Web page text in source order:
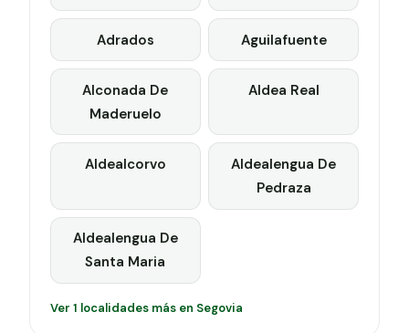
Adrados Aguilafuente
Alconada De
Maderuelo
Aldea Real
Aldealcorvo
Aldealengua De
Pedraza
Aldealengua De
Santa Maria
Ver 1 localidades más en Segovia